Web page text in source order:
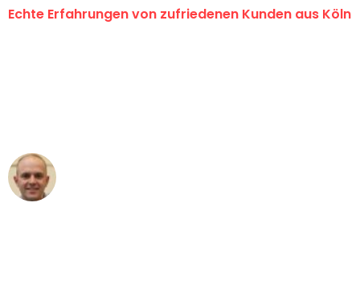
Echte Erfahrungen von zufriedenen Kunden aus Köln